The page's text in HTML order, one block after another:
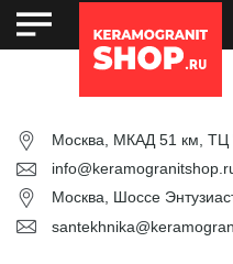
Москва, МКАД 51 км, ТЦ
Москва, Шоссе